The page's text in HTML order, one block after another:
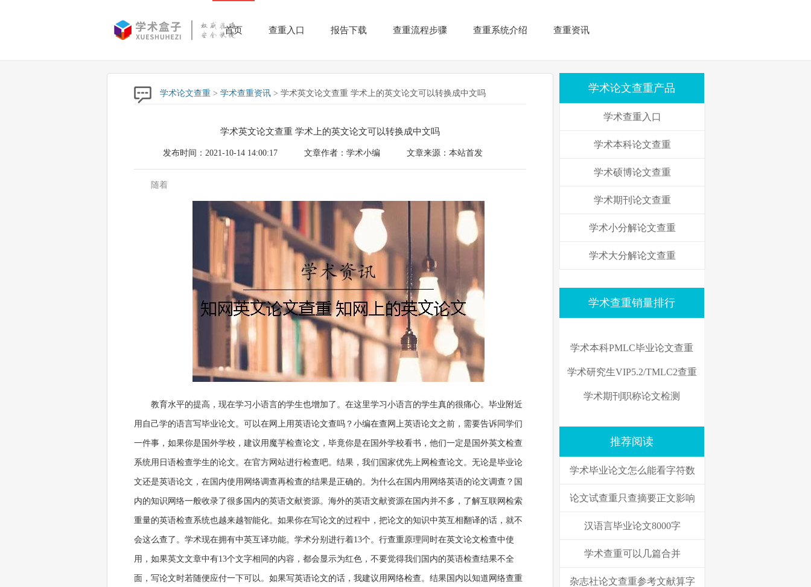
首页 查重入口 报告下载 查重流程步骤 查重系统介绍 查重资讯
学术论文查重 > 学术查重资讯 > 学术英文论文查重 学术上的英文论文可以转换成中文吗
学术英文论文查重 学术上的英文论文可以转换成中文吗
发布时间：2021-10-14 14:00:17 文章作者：学术小编 文章来源：本站首发
随着
教育水平的提高，现在学习小语言的学生也增加了。在这里学习小语言的学生真的很痛心。毕业附近
用自己学的语言写毕业论文。可以在网上用英语论文查吗？小编在查网上英语论文之前，需要告诉同学们
一件事，如果你是国外学校，建议用魔芋检查论文，毕竟你是在国外学校看书，他们一定是国外英文检查
系统用日语检查学生的论文。在官方网站进行检查吧。结果，我们国家优先上网检查论文。无论是毕业论
文还是英语论文，在国内使用网络调查再检查的结果是正确的。为什么在国内用网络英语的论文调查？国
内的知识网络一般收录了很多国内的英语文献资源。海外的英语文献资源在国内并不多，了解互联网检索
重量的英语检查系统也越来越智能化。如果你在写论文的过程中，把论文的知识中英互相翻译的话，就不
会这么查了。学术现在拥有中英互译功能。学术分别进行着13个。行查重原理同时在英文论文检查中使
用，如果英文文章中有13个文字相同的内容，都会显示为红色，不要觉得我们国内的英语检查结果不全
面，写论文时若随便应付一下可以。如果写英语论文的话，我建议用网络检查。结果国内以知道网络查重
学术论文查重产品
学术查重入口
学术本科论文查重
学术硕博论文查重
学术期刊论文查重
学术小分解论文查重
学术大分解论文查重
学术查重销量排行
学术本科PMLC毕业论文查重
学术研究生VIP5.2/TMLC2查重
学术期刊职称论文检测
推荐阅读
学术毕业论文怎么能看字符数
论文试查重只查摘要正文影响
汉语言毕业论文8000字
学术查重可以几篇合并
杂志社论文查重参考文献算字